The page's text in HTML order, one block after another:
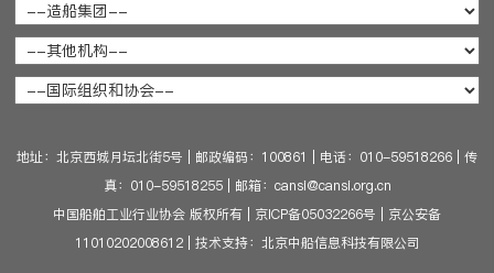
地址：北京西城月坛北街5号 邮政编码：100861 电话：010-59518266
传
真：010-59518255| 邮箱：cansi@cansi.org.cn
中国船舶工业行业协会 版权所有
京ICP备05032266号
京公安备
11010202008612| 技术支持：北京中船信息科技有限公司